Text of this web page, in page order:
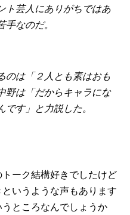
ト芸人にありがちではあ
手なのだ。
のは「２人とも素はおも
野は「だからキャラにな
です」と力説した。
ーク結構好きでしたけど
いうような声もあります
ところなんでしょうか